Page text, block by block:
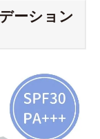
ーション